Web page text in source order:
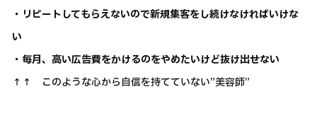
・リピートしてもらえないので新規集客をし続けなければいけな
い
・毎月、高い広告費をかけるのをやめたいけど抜け出せない
↑↑ このような心から自信を持てていない”美容師”